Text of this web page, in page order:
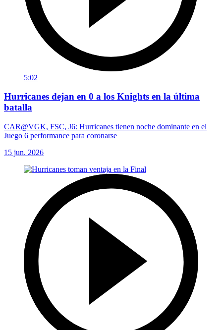
5:02
Hurricanes dejan en 0 a los Knights en la última
batalla
CAR@VGK, FSC, J6: Hurricanes tienen noche dominante en el
Juego 6 performance para coronarse
15 jun. 2026